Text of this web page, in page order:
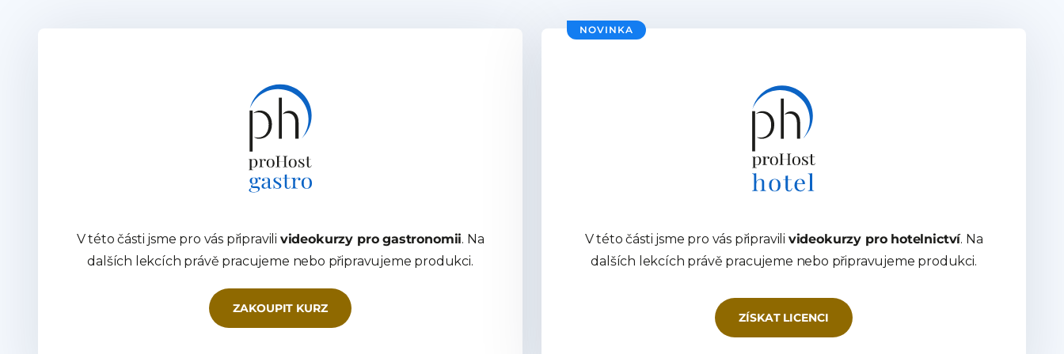
V této části jsme pro vás připravili videokurzy pro gastronomii. Na
dalších lekcích právě pracujeme nebo připravujeme produkci.
ZAKOUPIT KURZ
NOVINKA
V této části jsme pro vás připravili videokurzy pro hotelnictví. Na
dalších lekcích právě pracujeme nebo připravujeme produkci.
ZÍSKAT LICENCI